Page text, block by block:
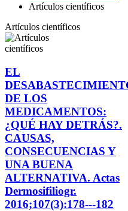
Artículos científicos
Artículos científicos
EL
DE LOS
MEDICAMENTOS:
¿QUÉ HAY DETRÁS?.
CAUSAS,
CONSECUENCIAS Y
UNA BUENA
ALTERNATIVA. Actas
Dermosifiliogr.
2016;107(3):178---182